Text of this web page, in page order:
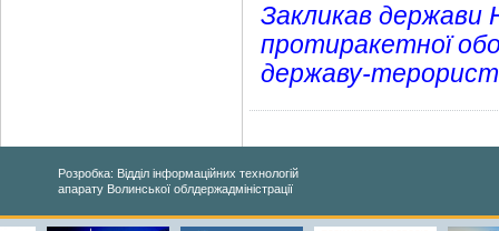
Закликав
протиракетної
державу-
Розробка: Відділ інформаційних технологій
апарату Волинської облдержадміністрації